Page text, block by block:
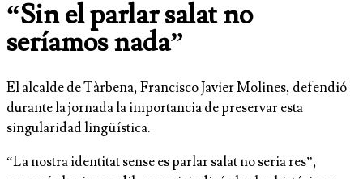
“Sin el parlar salat no
seríamos nada”
El alcalde de Tàrbena, Francisco Javier Molines, defendió
durante la jornada la importancia de preservar esta
singularidad lingüística.
“La nostra identitat sense es parlar salat no seria res”,